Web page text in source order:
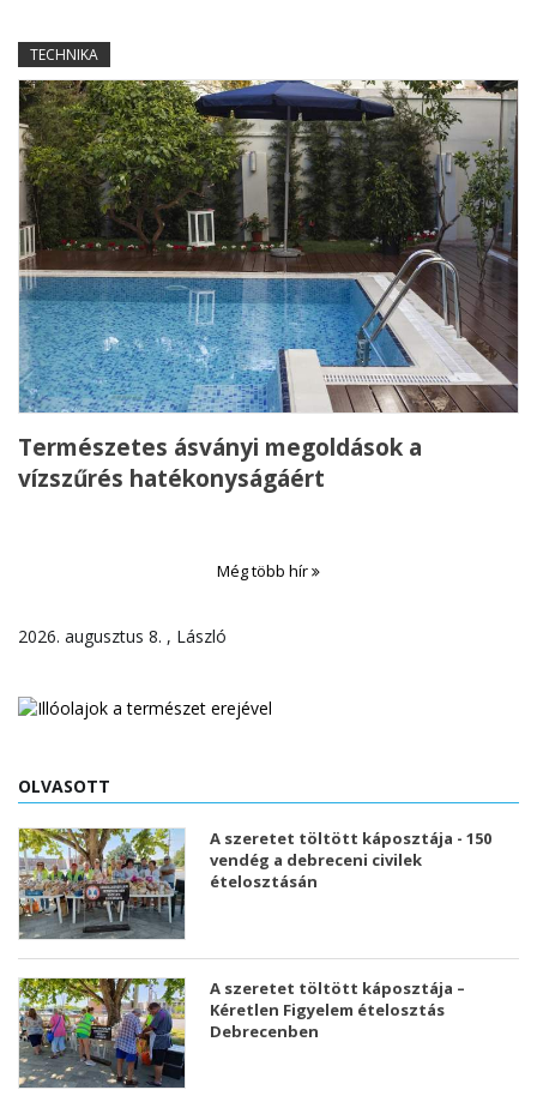
TECHNIKA
Természetes ásványi megoldások a
vízszűrés hatékonyságáért
Még több hír
2026. augusztus 8. , László
OLVASOTT
A szeretet töltött káposztája - 150
vendég a debreceni civilek
ételosztásán
A szeretet töltött káposztája –
Kéretlen Figyelem ételosztás
Debrecenben